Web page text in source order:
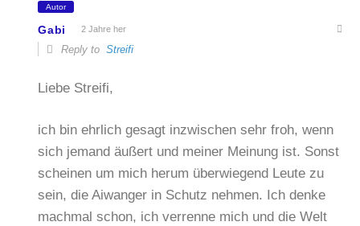
Autor
Gabi 2 Jahre her
Reply toStreifi
Liebe Streifi,
ich bin ehrlich gesagt inzwischen sehr froh, wenn
sich jemand äußert und meiner Meinung ist. Sonst
scheinen um mich herum überwiegend Leute zu
sein, die Aiwanger in Schutz nehmen. Ich denke
machmal schon, ich verrenne mich und die Welt